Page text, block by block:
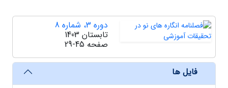
دوره 3، شماره 8
تابستان 1403
صفحه 29-45
فایل ها